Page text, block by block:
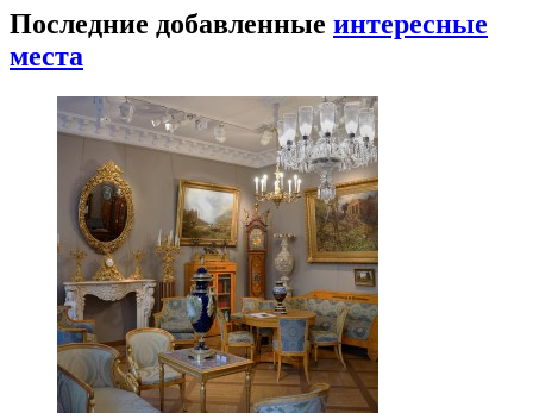
Последние добавленные интересные
места